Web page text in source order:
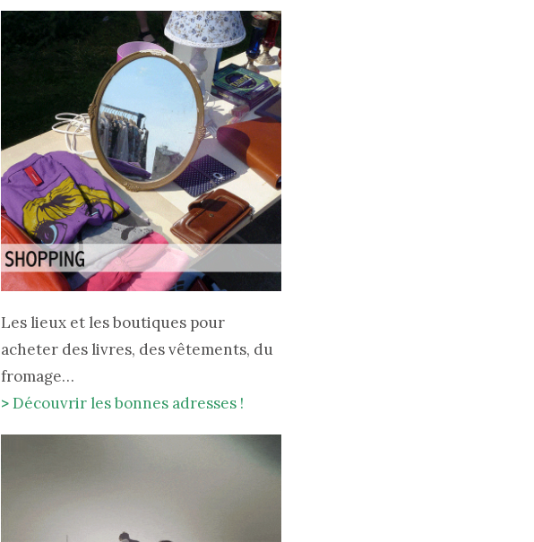
Les lieux et les boutiques pour
acheter des livres, des vêtements, du
fromage…
>Découvrir les bonnes adresses !